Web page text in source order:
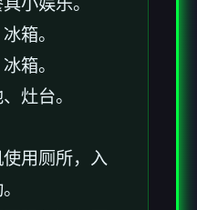
小娱乐。
箱。
箱。
灶台。
用厕所，入